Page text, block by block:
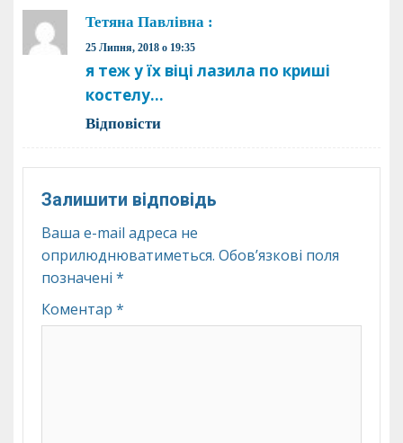
Тетяна Павлівна :
25 Липня, 2018 о 19:35
я теж у їх віці лазила по криші
костелу…
Відповіcти
Залишити відповідь
Ваша e-mail адреса не
оприлюднюватиметься. Обов’язкові поля
позначені *
Коментар *